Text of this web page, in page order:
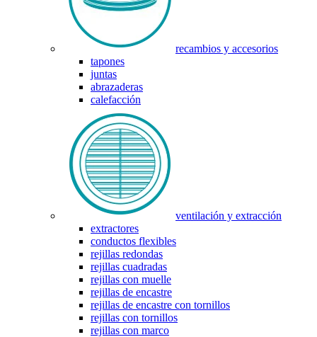
recambios y accesorios
tapones
juntas
abrazaderas
calefacción
ventilación y extracción
extractores
conductos flexibles
rejillas redondas
rejillas cuadradas
rejillas con muelle
rejillas de encastre
rejillas de encastre con tornillos
rejillas con tornillos
rejillas con marco